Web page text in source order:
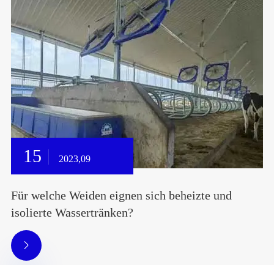
15 2023,09
Für welche Weiden eignen sich beheizte und
isolierte Wassertränken?
